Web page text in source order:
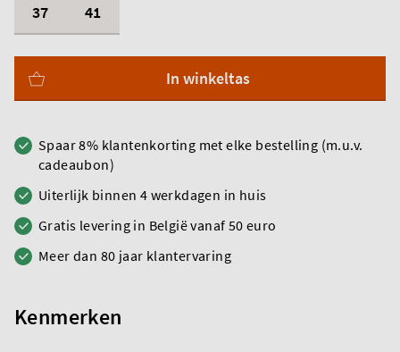
37
41
In winkeltas
Spaar 8% klantenkorting met elke bestelling (m.u.v.
cadeaubon)
Uiterlijk binnen 4 werkdagen in huis
Gratis levering in België vanaf 50 euro
Meer dan 80 jaar klantervaring
Kenmerken